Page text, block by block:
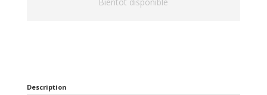
Bientôt disponible
Description